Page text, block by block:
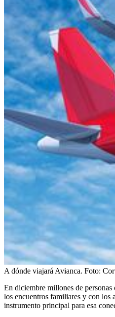
A dónde viajará Avianca. Foto:
En diciembre millones de
los encuentros familiares y con los
instrumento principal para esa